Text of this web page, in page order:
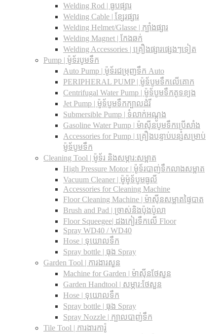
Welding Rod | ធូបផ្សារ
Welding Cable | ខ្សែរផ្សារ
Welding Helmet/Glasse | ក្បាំងផ្សារ
Welding Magnet | កែងឆក់
Welding Accessories | គ្រឿងផ្សារផ្សេងៗទៀត
Pump | ម៉ូទ័របូមទឹក
Auto Pump | ម៉ូទ័រជម្រុញទឹក Auto
PERIPHERAL PUMP | ម៉ូទ័បូមទឹកលើគោក
Centrifugal Water Pump | ម៉ូទ័បូមទឹកគូទខ្យង
Jet Pump | ម៉ូទ័បូមទឹកក្បាលដំរី
Submersible Pump | ទំលាក់អណ្តូង
Gasoline Water Pump | ម៉ាស៊ីនបូមទឹកប្រើសាំង
Accessories for Pump | គ្រឿងបន្ទាប់បន្សំសម្រាប់
ម៉ូទ័បូមទឹក
Cleaning Tool | ម៉ូទ័រ និងសម្ភារ:សម្អាត
High Pressure Motor | ម៉ូទ័របាញ់ទឹកលាងសម្អាត
Vacuum Cleaner | ម៉ូម៉ូទ័បូមធូលី
Accessories for Cleaning Machine
Floor Cleaning Machine | ម៉ាស៊ីនសម្អាតផ្ទៃបាត
Brush and Pad | ច្រាស់និងប៉ុងប៉ូលា
Floor Squeegee| ដងកៀរទឺកលើ Floor
Spray WD40 / WD40
Hose | ទុយោលទឹក
Spray bottle | ធុង Spray
Garden Tool | ការងារសួន
Machine for Garden | ម៉ាស៊ីនថែសួន
Garden Handtool | សម្ភារ:ថែសួន
Hose | ទុយោលទឹក
Spray bottle | ធុង Spray
Spray Nozzle | ក្បាលបាញ់ទឹក
Tile Tool | ការងារការ៉ូ